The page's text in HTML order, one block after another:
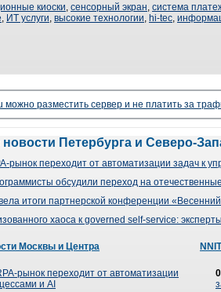
киоски, сенсорный экран, система
, ИТ услуги, высокие технологии, hi-tec,
можно разместить сервер и не платить за
новости Петербурга и Северо-
рынок переходит от автоматизации задач к
обсудили переход на
итоги партнерской конференции
хаоса к governed self-service:
Москвы и Центра
рынок переходит от автоматизации
и AI